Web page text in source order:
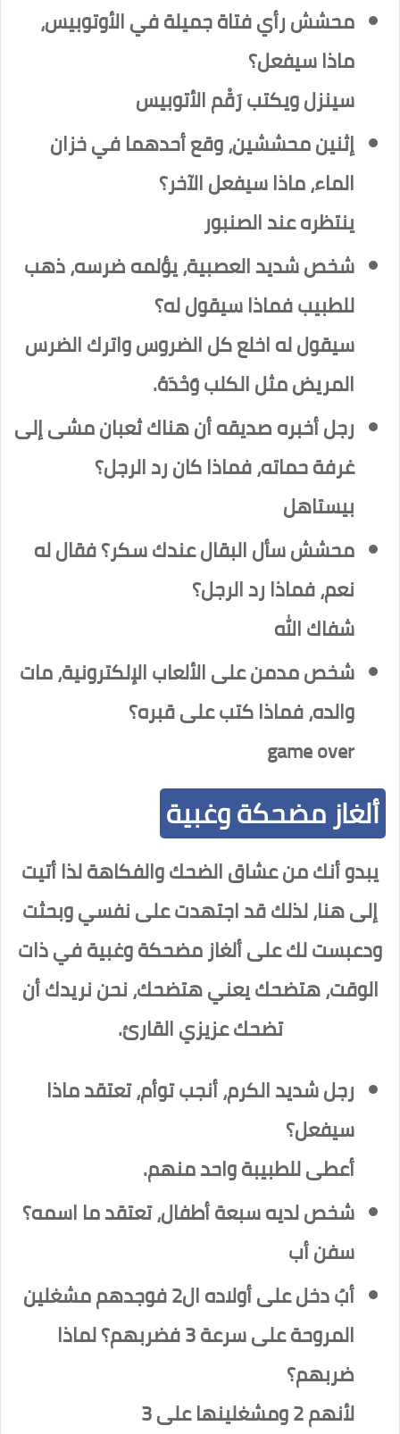
محشش رأي فتاة جميلة في الأوتوبيس،
ماذا سيفعل؟
سينزل ويكتب رَقْم الأتوبيس
إثنين محششين، وقع أحدهما في خزان
الماء، ماذا سيفعل الآخر؟
ينتظره عند الصنبور
شخص شديد العصبية، يؤلمه ضرسه، ذهب
للطبيب فماذا سيقول له؟
سيقول له اخلع كل الضروس واترك الضرس
المريض مثل الكلب وَحْدَهُ.
رجل أخبره صديقه أن هناك ثعبان مشى إلى
غرفة حماته، فماذا كان رد الرجل؟
بيستاهل
محشش سأل البقال عندك سكر؟ فقال له
نعم، فماذا رد الرجل؟
شفاك الله
شخص مدمن على الألعاب الإلكترونية، مات
والده، فماذا كتب على قبره؟
game over
ألغاز مضحكة وغبية
يبدو أنك من عشاق الضحك والفكاهة لذا أتيت
إلى هنا، لذلك قد اجتهدت على نفسي وبحثت
ودعبست لك على ألغاز مضحكة وغبية في ذات
الوقت، هتضحك يعني هتضحك، نحن نريدك أن
تضحك عزيزي القارئ.
رجل شديد الكرم، أنجب توأم، تعتقد ماذا
سيفعل؟
أعطى للطبيبة واحد منهم.
شخص لديه سبعة أطفال، تعتقد ما اسمه؟
سفن أب
أبُ دخل على أولاده ال2 فوجدهم مشغلين
المروحة على سرعة 3 فضربهم؟ لماذا
ضربهم؟
لأنهم 2 ومشغلينها على 3